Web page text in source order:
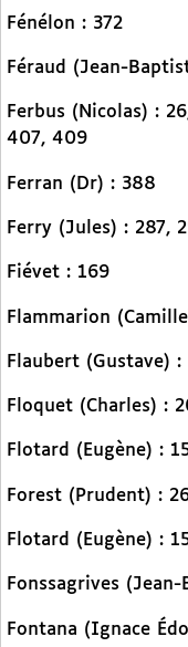
Fénélon : 372
Féraud (Jean-
Ferbus (Nicolas) :
407, 409
Ferran (Dr) : 388
Ferry (Jules) : 287,
Fiévet : 169
Flammarion
Flaubert (Gustave) :
Floquet (Charles) :
Flotard (Eugène) :
Forest (Prudent) :
Flotard (Eugène) :
Fonssagrives
Fontana (Ignace